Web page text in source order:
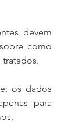
devem
como
tratados.
os dados
para